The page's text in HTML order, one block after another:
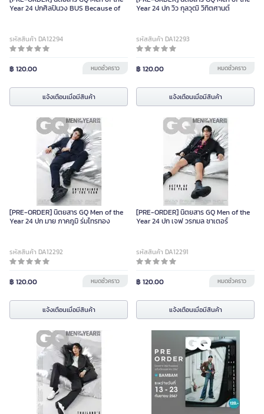
Year 24 ปกศิลปินวง BUS Because of
รหัสสินค้า DA12294
฿ 120.00 หมดชั่วคราว
แจ้งเตือนเมื่อมีสินค้า
Year 24 ปก วิว กุลวุฒิ วิทิตศานต์
รหัสสินค้า DA12293
฿ 120.00 หมดชั่วคราว
แจ้งเตือนเมื่อมีสินค้า
[PRE-ORDER] นิตยสาร GQ Men of the
Year 24 ปก มาย ภาคภูมิ ร่มไทรทอง
รหัสสินค้า DA12292
฿ 120.00 หมดชั่วคราว
แจ้งเตือนเมื่อมีสินค้า
[PRE-ORDER] นิตยสาร GQ Men of the
Year 24 ปก เจฟ วรกมล ชาเตอร์
รหัสสินค้า DA12291
฿ 120.00 หมดชั่วคราว
แจ้งเตือนเมื่อมีสินค้า